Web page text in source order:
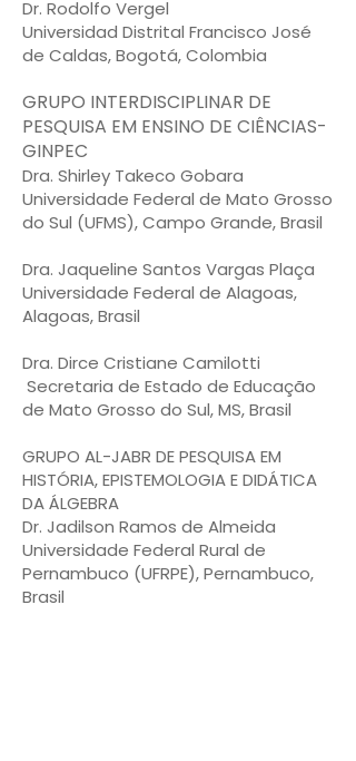
Dr. Rodolfo Vergel
Universidad Distrital Francisco José
de Caldas, Bogotá, Colombia
GRUPO INTERDISCIPLINAR DE
PESQUISA EM ENSINO DE CIÊNCIAS-
GINPEC
Dra. Shirley Takeco Gobara
Universidade Federal de Mato Grosso
do Sul (UFMS), Campo Grande, Brasil
Dra. Jaqueline Santos Vargas Plaça
Universidade Federal de Alagoas,
Alagoas, Brasil
Dra. Dirce Cristiane Camilotti
Secretaria de Estado de Educação
de Mato Grosso do Sul, MS, Brasil
GRUPO AL-JABR DE PESQUISA EM
HISTÓRIA, EPISTEMOLOGIA E DIDÁTICA
DA ÁLGEBRA
Dr. Jadilson Ramos de Almeida
Universidade Federal Rural de
Pernambuco (UFRPE), Pernambuco,
Brasil